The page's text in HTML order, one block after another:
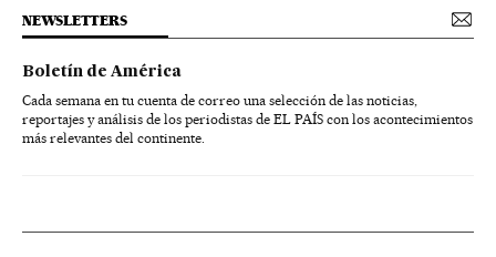
NEWSLETTERS
Boletín de América
Cada semana en tu cuenta de correo una selección de las noticias,
reportajes y análisis de los periodistas de EL PAÍS con los acontecimientos
más relevantes del continente.